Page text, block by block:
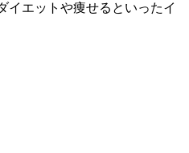
イエットや痩せるといったイ